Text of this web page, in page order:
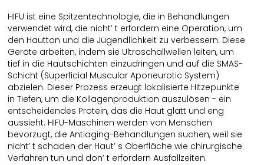
HIFU ist eine Spitzentechnologie, die in Behandlungen
verwendet wird, die nicht’ t erfordern eine Operation, um
den Hautton und die Jugendlichkeit zu verbessern. Diese
Geräte arbeiten, indem sie Ultraschallwellen leiten, um
tief in die Hautschichten einzudringen und auf die SMAS-
Schicht (Superficial Muscular Aponeurotic System)
abzielen. Dieser Prozess erzeugt lokalisierte Hitzepunkte
in Tiefen, um die Kollagenproduktion auszulösen - ein
entscheidendes Protein, das die Haut glatt und eng
aussieht. HIFU-Maschinen werden von Menschen
bevorzugt, die Antiaging-Behandlungen suchen, weil sie
nicht’ t schaden der Haut’ s Oberfläche wie chirurgische
Verfahren tun und don’ t erfordern Ausfallzeiten.